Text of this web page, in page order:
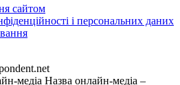
сайтом
і персональних даних
медіа Назва онлайн-медіа –